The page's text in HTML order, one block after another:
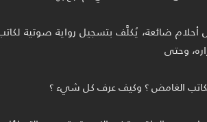
ضائعة، يُكلَّف بتسجيل رواية صوتية